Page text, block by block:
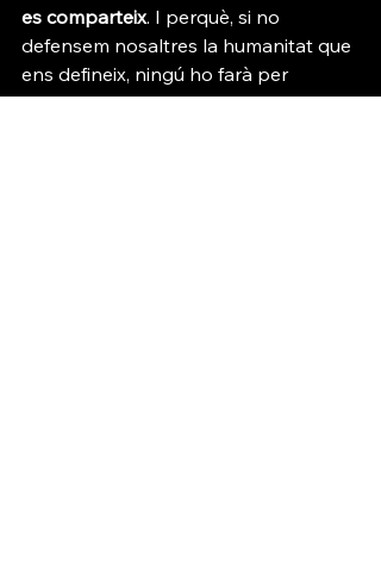
es comparteix. I perquè, si no
defensem nosaltres la humanitat que
ens defineix, ningú ho farà per
nosaltres.